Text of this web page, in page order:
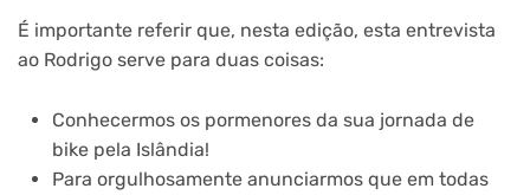
É importante referir que, nesta edição, esta entrevista
ao Rodrigo serve para duas coisas:
Conhecermos os pormenores da sua jornada de
bike pela Islândia!
Para orgulhosamente anunciarmos que em todas